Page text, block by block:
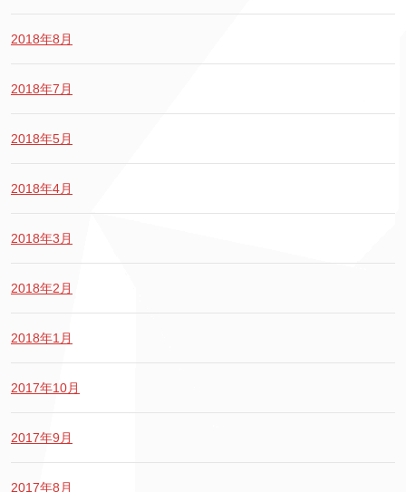
2018年8月
2018年7月
2018年5月
2018年4月
2018年3月
2018年2月
2018年1月
2017年10月
2017年9月
2017年8月